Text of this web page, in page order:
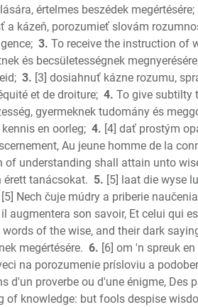
Job
S of
Joel
értelmes beszédek megértésére;
a kázeň, porozumieť slovám
3. To receive the instruction of
és becsületességnek
3. [3] dosiahnuť kázne rozumu,
et de droiture; 4. To give subtilty
gyermeknek tudomány és
en oorleg; 4. [4] dať prostým
Au jeune homme de la
of understanding shall attain unto
érett tanácsokat. 5. [5] laat die wyse
[5] Nech čuje múdry a priberie
il augmentera son savoir, Et celui qui
of the wise, and their dark
megértésére. 6. [6] om 'n spreuk
na porozumenie prísloviu a
d'un proverbe ou d'une énigme, Des
of knowledge: but fools despise